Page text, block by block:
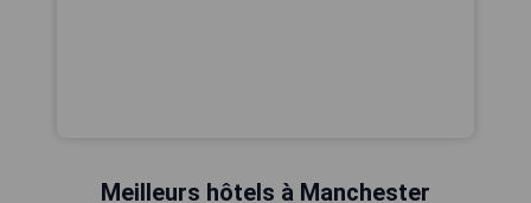
Meilleurs hôtels à Manchester